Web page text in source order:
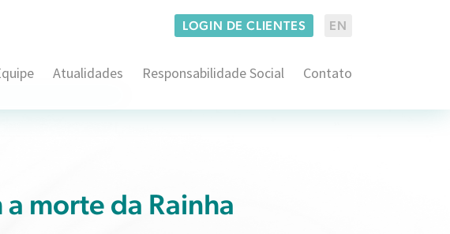
LOGIN DE CLIENTES EN
Estratégico
Administrativo e Regulatório
Família
Contencioso em Propriedade Intelectual
Atualidades Responsabilidade Social Contato
morte da Rainha